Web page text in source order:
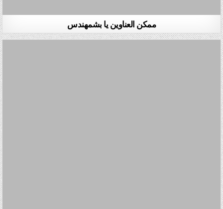
ممكن العناوين يا بشمهندس